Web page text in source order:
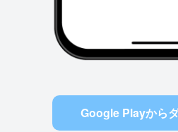
Google Playから